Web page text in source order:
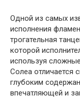
Одной из самых
исполнения
трогательная
которой
используя
Солеа отличается
глубоким
впечатляющей и